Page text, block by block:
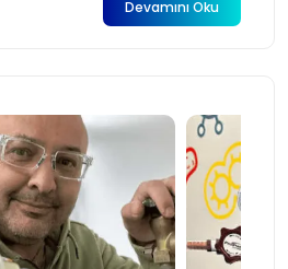
Devamını Oku